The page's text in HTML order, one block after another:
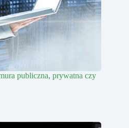
publiczna, prywatna czy